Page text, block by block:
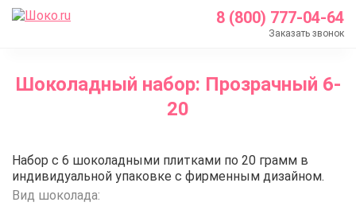
8 (800) 777-04-64
Заказать звонок
Каталог
Шоколадные наборы с логотипом
Шоколадный набор: Прозрачный 6-
20
Шоколадный набор:
Набор с 6 шоколадными плитками по 20 грамм в
индивидуальной упаковке с фирменным дизайном.
Вид шоколада: